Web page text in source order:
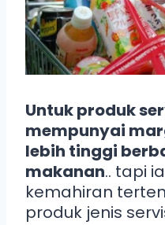
Untuk produk
mempunyai
lebih tinggi
makanan.. tapi
kemahiran
produk jenis